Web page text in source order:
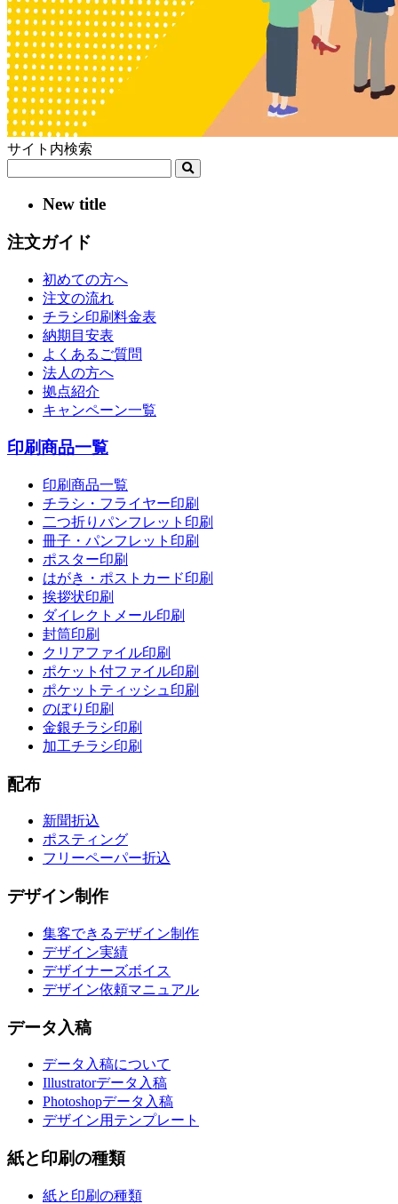
サイト内検索
New title
注文ガイド
初めての方へ
注文の流れ
チラシ印刷料金表
納期目安表
よくあるご質問
法人の方へ
拠点紹介
キャンペーン一覧
印刷商品一覧
印刷商品一覧
チラシ・フライヤー印刷
二つ折りパンフレット印刷
冊子・パンフレット印刷
ポスター印刷
はがき・ポストカード印刷
挨拶状印刷
ダイレクトメール印刷
封筒印刷
クリアファイル印刷
ポケット付ファイル印刷
ポケットティッシュ印刷
のぼり印刷
金銀チラシ印刷
加工チラシ印刷
配布
新聞折込
ポスティング
フリーペーパー折込
デザイン制作
集客できるデザイン制作
デザイン実績
デザイナーズボイス
デザイン依頼マニュアル
データ入稿
データ入稿について
Illustratorデータ入稿
Photoshopデータ入稿
デザイン用テンプレート
紙と印刷の種類
紙と印刷の種類